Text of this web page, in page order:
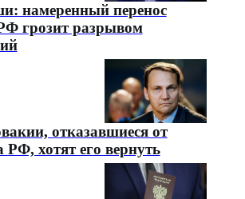
намеренный перенос
грозит разрывом
отказавшиеся от
РФ, хотят его вернуть